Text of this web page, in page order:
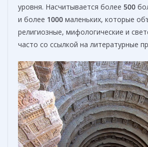
уровня. Насчитывается более 500
и более 1000 маленьких, которые
религиозные, мифологические и
часто со ссылкой на литературные